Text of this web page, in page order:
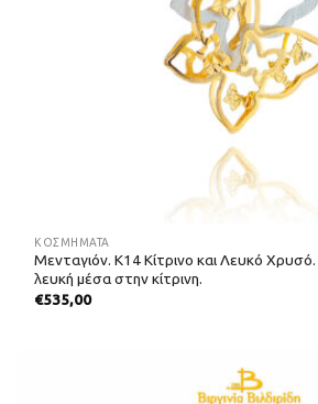
ΚΟΣΜΗΜΑΤΑ
Μενταγιόν. Κ14 Κίτρινο και Λευκό
λευκή μέσα στην κίτρινη.
€535,00